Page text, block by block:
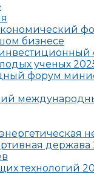
бизнесе
ученых
форум
держава
технологий